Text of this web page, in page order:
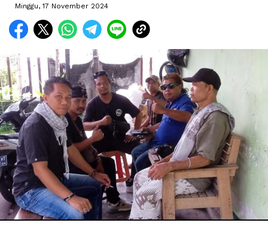
Minggu, 17 November 2024